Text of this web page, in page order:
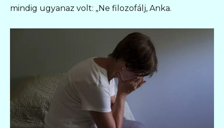
mindig ugyanaz volt: „Ne filozofálj, Anka.